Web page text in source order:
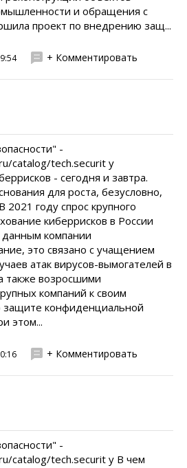
и обращения с
проект по внедрению защ...
+ Комментировать
-
catalog/tech.securit y
- сегодня и завтра.
для роста, безусловно,
2021 году спрос крупного
киберрисков в России
компании
это связано с учащением
атак вирусов-вымогателей в
также возросшими
компаний к своим
защите конфиденциальной
этом...
+ Комментировать
-
catalog/tech.securit y В чем